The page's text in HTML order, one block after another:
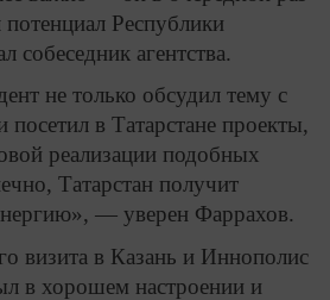
Республики
собеседник агентства.
не только обсудил тему с
посетил в Татарстане проекты,
реализации подобных
Татарстан получит
— уверен Фаррахов.
визита в Казань и Иннополис
в хорошем настроении и